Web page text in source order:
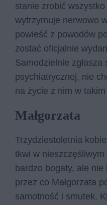
stanie zrobić wszystko
wytrzymuje nerwowo
powieść z powodów
zostać oficjalnie
Samodzielnie zgłasza
psychiatrycznej, nie
na życie z nim w
Małgorzata
Trzydziestoletnia
tkwi w
bardzo bogaty, ale
przez co Małgorzata
samotność i smutek.